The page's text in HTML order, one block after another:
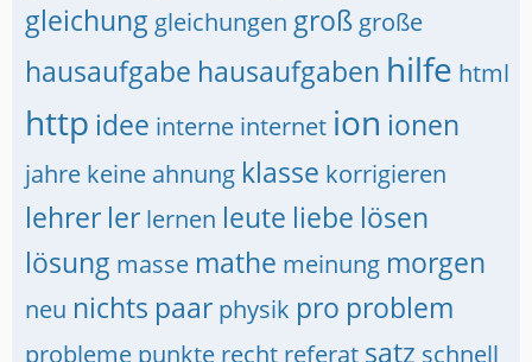
gleichung gleichungen groß große
hausaufgabe hausaufgaben hilfe html
http idee interne internet ion ionen
jahre keine ahnung klasse korrigieren
lehrer ler lernen leute liebe lösen
lösung masse mathe meinung morgen
neu nichts paar physik pro problem
probleme punkte recht referat satz schnell